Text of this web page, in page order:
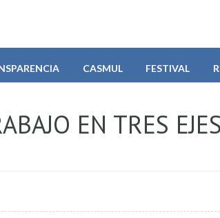
CASMUL FESTIVAL
EN TRES EJES